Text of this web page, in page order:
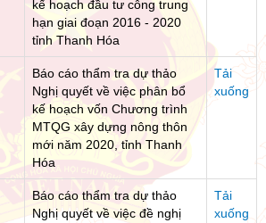
kế hoạch đầu tư công trung
hạn giai đoạn 2016 - 2020
tỉnh Thanh Hóa
Báo cáo thẩm tra dự thảo
Nghị quyết về việc phân bổ
kế hoạch vốn Chương trình
MTQG xây dựng nông thôn
mới năm 2020, tỉnh Thanh
Hóa
Tải
xuống
Báo cáo thẩm tra dự thảo
Nghị quyết về việc đề nghị
Tải
xuống